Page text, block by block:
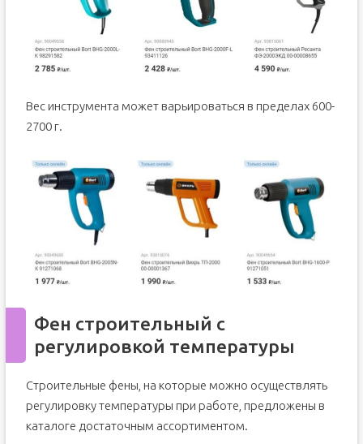
Вес инструмента может варьироваться в пределах 600-
2700 г.
Фен строительный с
регулировкой температуры
Строительные фены, на которые можно осуществлять
регулировку температуры при работе, предложены в
каталоге достаточным ассортиментом.